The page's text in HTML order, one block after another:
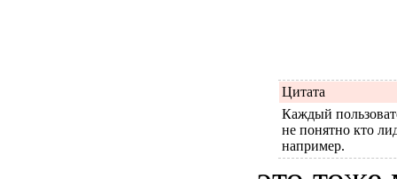
Цитата
Каждый
не понятно кто
например.